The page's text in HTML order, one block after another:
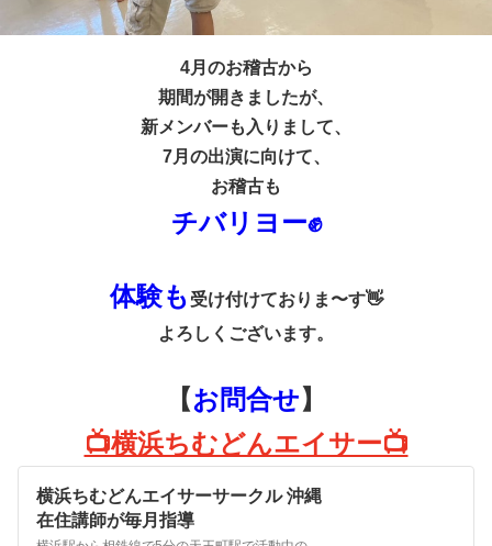
4月のお稽古から
期間が開きましたが、
新メンバーも入りまして、
7月の出演に向けて、
お稽古も
チバリヨー✊
体験も 受け付けておりま〜す👋
よろしくございます。
【お問合せ】
📺横浜ちむどんエイサー📺
横浜ちむどんエイサーサークル 沖縄
在住講師が毎月指導